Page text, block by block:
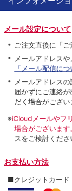
メール設定について
ご注文直後に「ご
メールアドレス
「メール配信につ
メールアドレス
届かずにご連絡
だく場合がござい
※iCloudメールやフ
場合がございます
スをご検討くださ
お支払い方法
■クレジットカード